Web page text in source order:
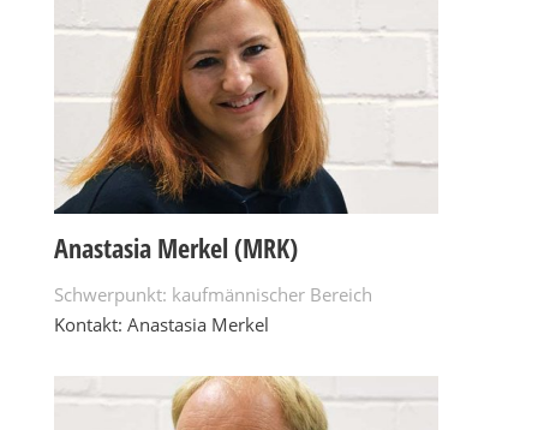
Anastasia Merkel (MRK)
Schwerpunkt: kaufmännischer Bereich
Kontakt: Anastasia Merkel